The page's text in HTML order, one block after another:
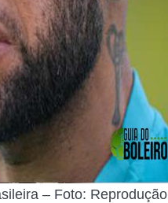
– Foto: Reprodução